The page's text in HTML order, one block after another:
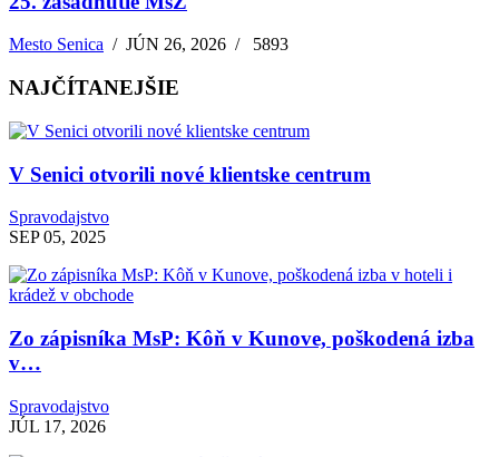
Mesto Senica /JÚN 26, 2026 / 5893
NAJČÍTANEJŠIE
V Senici otvorili nové klientske centrum
Spravodajstvo
SEP 05, 2025
Zo zápisníka MsP: Kôň v Kunove, poškodená izba
v…
Spravodajstvo
JÚL 17, 2026